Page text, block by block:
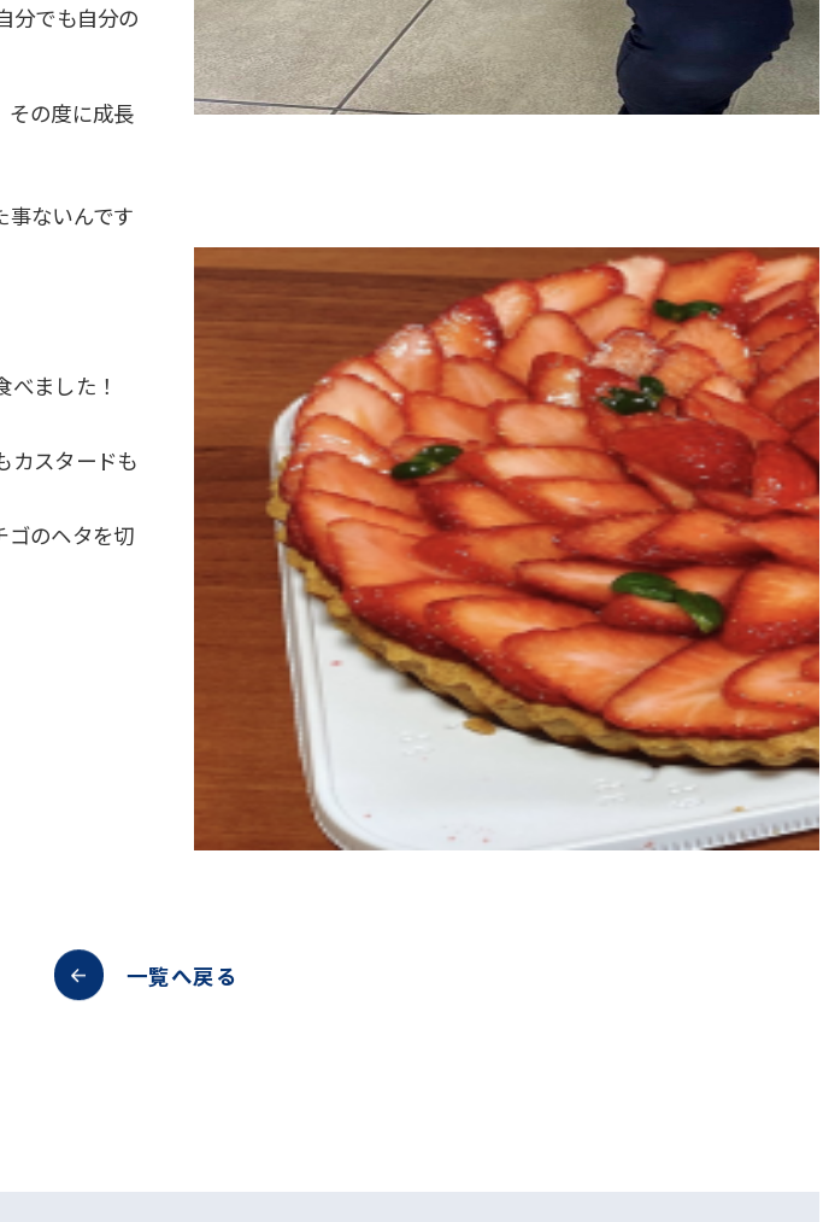
分でも自分の
その度に成長
事ないんです
ました！
カスタードも
ゴのヘタを切
一覧へ戻る